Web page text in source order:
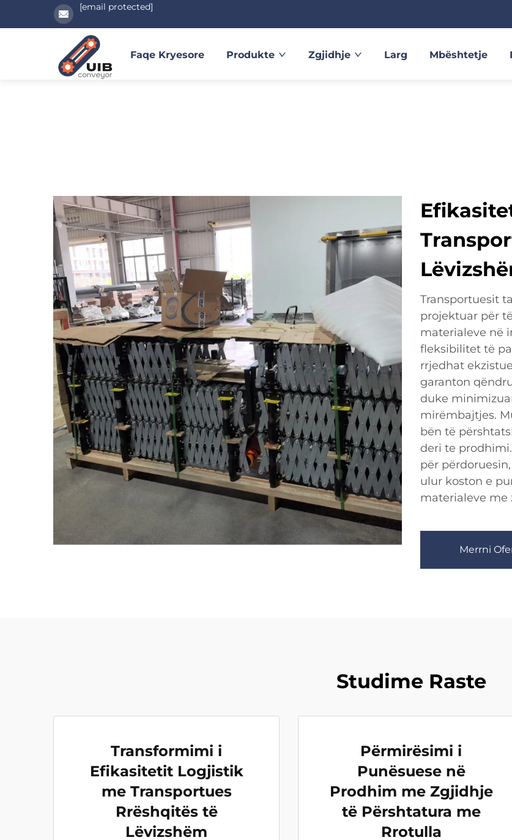
[email protected]
Faqe Kryesore Produkte Zgjidhje Larg Mbështetje
Transportuesit
projektuar për
materialeve në
fleksibilitet të
rrjedhat
garanton
duke
mirëmbajtjes.
bën të
deri te
për
ulur koston e
materialeve me
Merrni
Studime Raste
Transformimi i
Efikasitetit Logjistik
me Transportues
Rrëshqitës të
Lëvizshëm
Përmirësimi i
Punësuese në
Prodhim me Zgjidhje
të Përshtatura me
Rrotulla